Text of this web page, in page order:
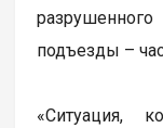
подъезды –
«Ситуация,